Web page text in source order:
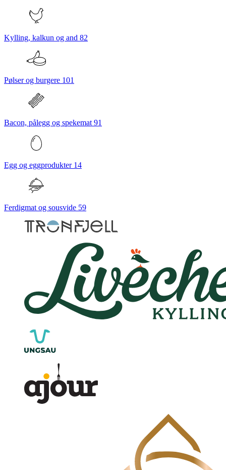
Kylling, kalkun og and 82
Pølser og burgere 101
Bacon, pålegg og spekemat 91
Egg og eggprodukter 14
Ferdigmat og sousvide 59